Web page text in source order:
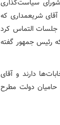
سیاست‌گذاری
آقای شریعمداری که
جلسات التماس کرد
رئیس جمهور گفته
دارند و آقای
حامیان دولت مطرح